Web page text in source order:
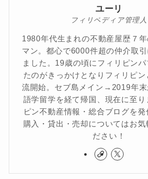
ユーリ
フィリペディア管理人
1980年代生まれの不動産屋歴７
マン。都心で6000件超の仲介取
ました。19歳の頃にフィリピン
たのがきっかけとなりフィリピ
流開始。セブ島メイン→2019年末
語学留学を経て帰国、現在に至り
ピン不動産情報・総合ブログを
購入・貸出・売却についてはお気
ださい！